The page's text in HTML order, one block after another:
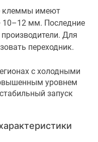
клеммы имеют
мм. Последние
Для
переходник.
с холодными
уровнем
запуск